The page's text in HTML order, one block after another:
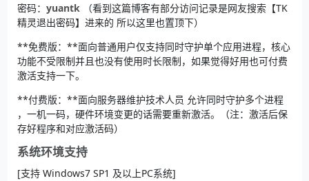
密码： yuantk（看到这篇博客有部分访问记录是网友搜索【TK
精灵退出密码】进来的 所以这里也置顶下）
**免费版：**面向普通用户仅支持同时守护单个应用进程，核心
功能不受限制并且也没有使用时长限制，如果觉得好用也可付费
激活支持一下。
**付费版：**面向服务器维护技术人员 允许同时守护多个进程
，一机一码，硬件环境变更的话需要重新激活。（注：激活后保
存好程序和对应激活码）
系统环境支持
[支持 Windows7 SP1 及以上PC系统]